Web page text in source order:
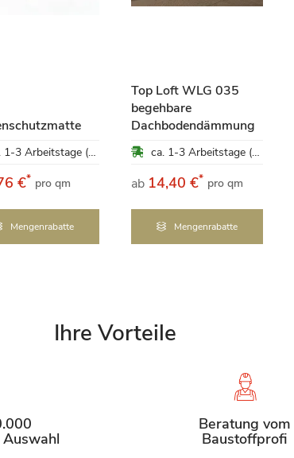
ca. 1-3 Arbeitstage (Mo-Fr)
€* pro qm
Mengenrabatte
Top Loft WLG 035
begehbare
Dachbodendämmung
ca. 1-3 Arbeitstage (Mo-Fr)
ab 14,40 €* pro qm
Mengenrabatte
Ihre Vorteile
Beratung vom
Baustoffprofi